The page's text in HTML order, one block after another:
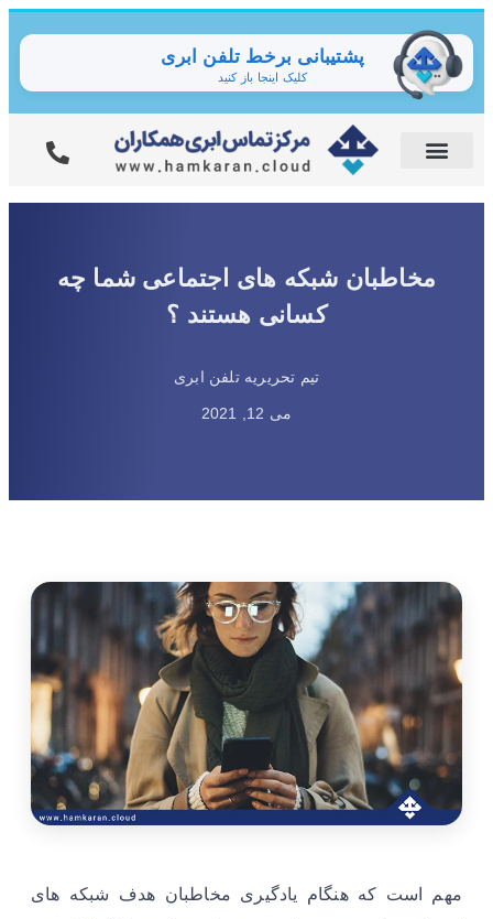
پشتیبانی برخط تلفن ابری
کلیک اینجا باز کنید
مخاطبان شبکه های اجتماعی شما چه
کسانی هستند ؟
تیم تحریریه تلفن ابری
می 12, 2021
مهم است که هنگام یادگیری مخاطبان هدف شبکه های